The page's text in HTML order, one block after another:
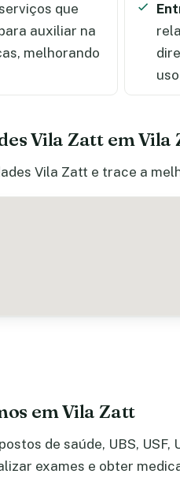
que
auxiliar na
melhorando
Vila Zatt em Vila
Vila Zatt e trace a
em Vila Zatt
de saúde, UBS,
exames e obter